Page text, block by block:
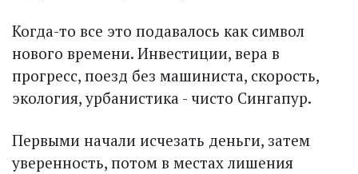
Когда-то все это подавалось как символ
нового времени. Инвестиции, вера в
прогресс, поезд без машиниста, скорость,
экология, урбанистика - чисто Сингапур.
Первыми начали исчезать деньги, затем
уверенность, потом в местах лишения